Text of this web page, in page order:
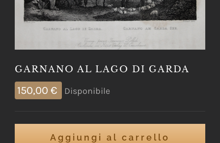
GARNANO AL LAGO DI GARDA
150,00 € Disponibile
Aggiungi al carrello